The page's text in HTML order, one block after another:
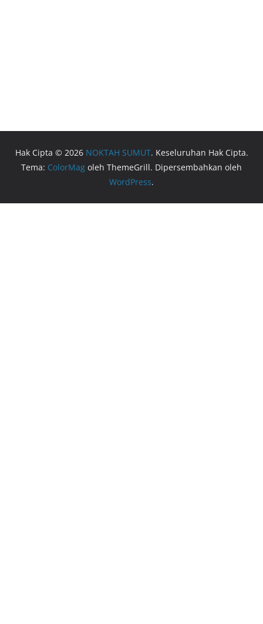
Hak Cipta © 2026 NOKTAH SUMUT. Keseluruhan Hak Cipta.
Tema: ColorMag oleh ThemeGrill. Dipersembahkan oleh
WordPress.